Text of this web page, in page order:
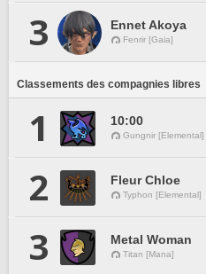
3 Ennet Akoya
Fenrir [Gaia]
Classements des compagnies libres
1 10:00
Gungnir [Elemental]
2 Fleur Chloe
Typhon [Elemental]
3 Metal Woman
Titan [Mana]